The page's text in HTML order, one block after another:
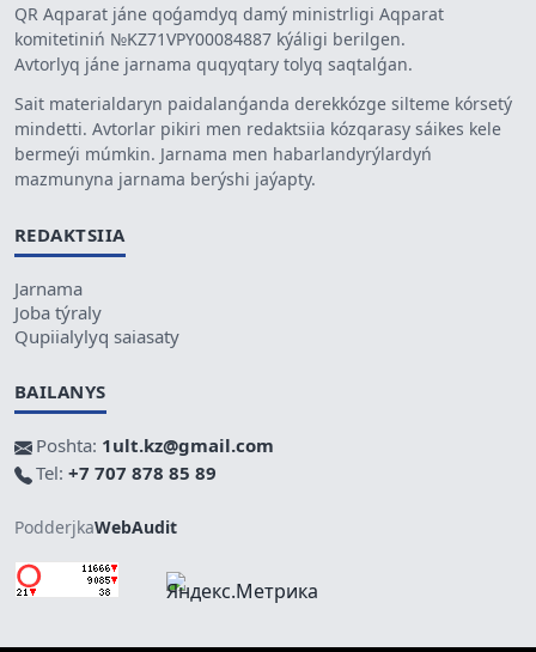
QR Aqparat jáne qoǵamdyq damý ministrligi Aqparat
komitetiniń №KZ71VPY00084887 kýáligi berilgen.
Avtorlyq jáne jarnama quqyqtary tolyq saqtalǵan.
Sait materialdaryn paidalanǵanda derekkózge silteme kórsetý
mindetti. Avtorlar pikiri men redaktsiia kózqarasy sáikes kele
bermeýi múmkin. Jarnama men habarlandyrýlardyń
mazmunyna jarnama berýshi jaýapty.
REDAKTSIIA
Jarnama
Joba týraly
Qupiialylyq saiasaty
BAILANYS
Poshta: 1ult.kz@gmail.com
Tel: +7 707 878 85 89
PodderjkaWebAudit